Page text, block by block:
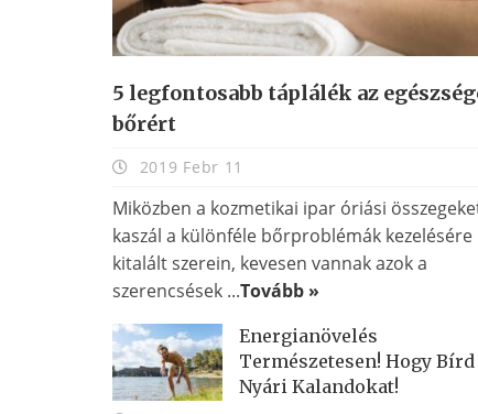
5 legfontosabb táplálék az
bőrért
2019 Febr 11
Miközben a kozmetikai ipar óriási
kaszál a különféle bőrproblémák kezelésére
kitalált szerein, kevesen vannak azok a
szerencsések ...Tovább »
Energianövelés
Természetesen! Hogy Bírd
Nyári Kalandokat!